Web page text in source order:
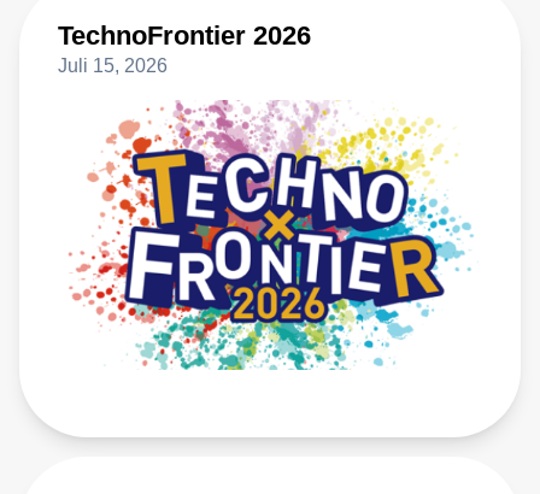
TechnoFrontier 2026
Juli 15, 2026